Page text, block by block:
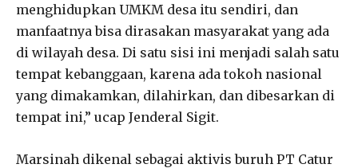
menghidupkan UMKM desa itu sendiri, dan
manfaatnya bisa dirasakan masyarakat yang ada
di wilayah desa. Di satu sisi ini menjadi salah satu
tempat kebanggaan, karena ada tokoh nasional
yang dimakamkan, dilahirkan, dan dibesarkan di
tempat ini,” ucap Jenderal Sigit.
Marsinah dikenal sebagai aktivis buruh PT Catur